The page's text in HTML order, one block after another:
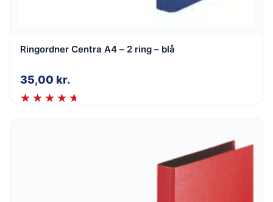
Ringordner Centra A4 – 2 ring – blå
35,00 kr.